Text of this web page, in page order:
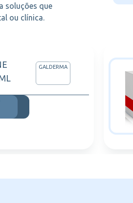
soluções que
ou clínica.
GALDERMA